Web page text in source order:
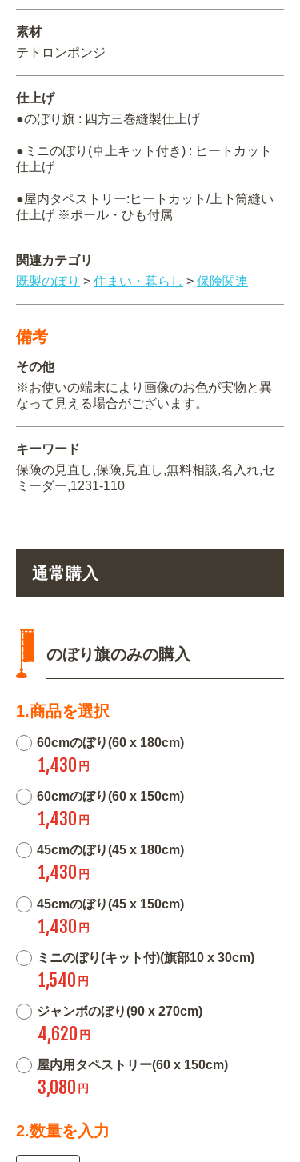
素材
テトロンポンジ
仕上げ
●のぼり旗 : 四方三巻縫製仕上げ
●ミニのぼり(卓上キット付き) : ヒートカット
仕上げ
●屋内タペストリー:ヒートカット/上下筒縫い
仕上げ ※ポール・ひも付属
関連カテゴリ
既製のぼり > 住まい・暮らし > 保険関連
備考
その他
※お使いの端末により画像のお色が実物と異
なって見える場合がございます。
キーワード
保険の見直し,保険,見直し,無料相談,名入れ,セ
ミーダー,1231-110
通常購入
のぼり旗のみの購入
1.商品を選択
60cmのぼり(60 x 180cm)
1,430 円
60cmのぼり(60 x 150cm)
1,430 円
45cmのぼり(45 x 180cm)
1,430 円
45cmのぼり(45 x 150cm)
1,430 円
ミニのぼり(キット付)(旗部10 x 30cm)
1,540 円
ジャンボのぼり(90 x 270cm)
4,620 円
屋内用タペストリー(60 x 150cm)
3,080 円
2.数量を入力